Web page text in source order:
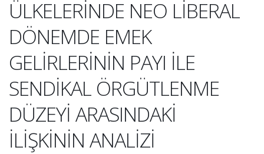
ÜLKELERİNDE NEO LİBERAL
DÖNEMDE EMEK
GELİRLERİNİN PAYI İLE
SENDİKAL ÖRGÜTLENME
DÜZEYİ ARASINDAKİ
İLİŞKİNİN ANALİZİ